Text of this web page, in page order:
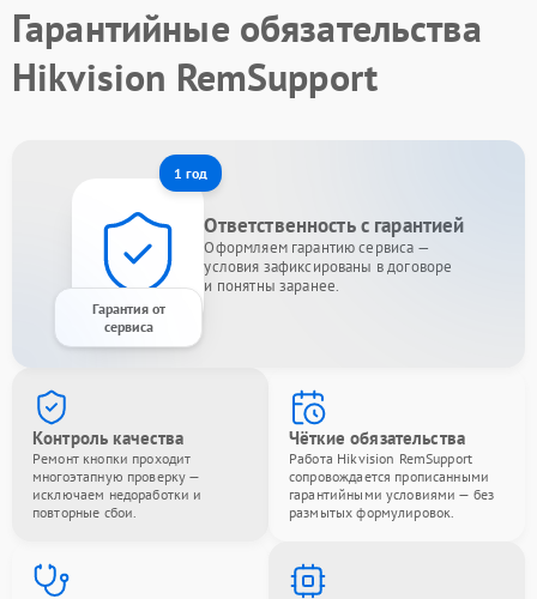
Гарантийные обязательства
Hikvision RemSupport
1 год
Гарантия от
сервиса
Ответственность с гарантией
Оформляем гарантию сервиса —
условия зафиксированы в договоре
и понятны заранее.
Контроль качества
Ремонт кнопки проходит
многоэтапную проверку —
исключаем недоработки и
повторные сбои.
Чёткие обязательства
Работа Hikvision RemSupport
сопровождается прописанными
гарантийными условиями — без
размытых формулировок.